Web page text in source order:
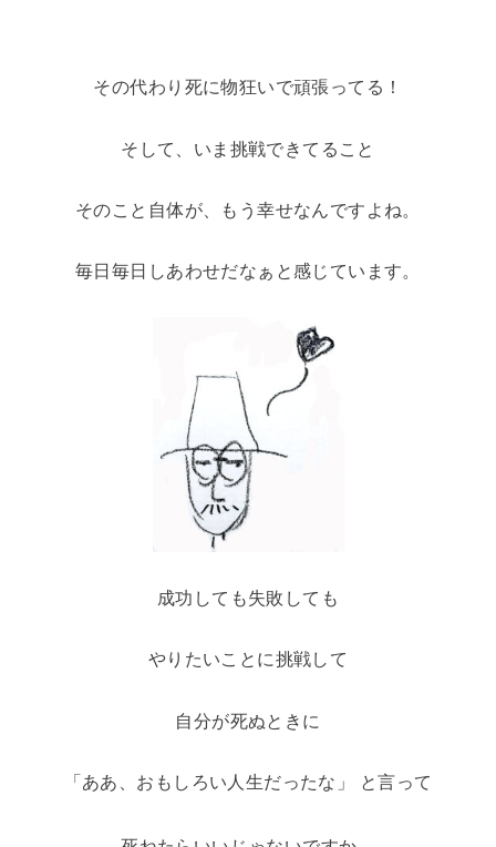
その代わり死に物狂いで頑張ってる！
そして、 いま挑戦できてること
そのこと自体が、もう幸せなんですよね。
毎日毎日しあわせだなぁと感じています。
成功しても失敗しても
やりたいことに挑戦して
自分が死ぬときに
「ああ、おもしろい人生だったな」 と言って